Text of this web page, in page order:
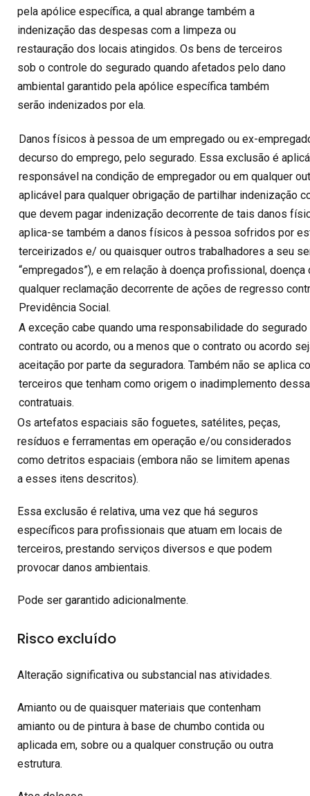
pela apólice específica, a qual abrange também a
indenização das despesas com a limpeza ou
restauração dos locais atingidos. Os bens de terceiros
sob o controle do segurado quando afetados pelo dano
ambiental garantido pela apólice específica também
serão indenizados por ela.
Danos físicos à pessoa de um empregado ou ex-
decurso do emprego, pelo segurado. Essa exclusão é
responsável na condição de empregador ou em qualquer
aplicável para qualquer obrigação de partilhar indenização
que devem pagar indenização decorrente de tais danos
aplica-se também a danos físicos à pessoa sofridos por
terceirizados e/ ou quaisquer outros trabalhadores a seu
“empregados”), e em relação à doença profissional,
qualquer reclamação decorrente de ações de regresso
Previdência Social.
A exceção cabe quando uma responsabilidade do
contrato ou acordo, ou a menos que o contrato ou acordo
aceitação por parte da seguradora. Também não se aplica
terceiros que tenham como origem o inadimplemento
contratuais.
Os artefatos espaciais são foguetes, satélites, peças,
resíduos e ferramentas em operação e/ou considerados
como detritos espaciais (embora não se limitem apenas
a esses itens descritos).
Essa exclusão é relativa, uma vez que há seguros
específicos para profissionais que atuam em locais de
terceiros, prestando serviços diversos e que podem
provocar danos ambientais.
Pode ser garantido adicionalmente.
Risco excluído
Alteração significativa ou substancial nas atividades.
Amianto ou de quaisquer materiais que contenham
amianto ou de pintura à base de chumbo contida ou
aplicada em, sobre ou a qualquer construção ou outra
estrutura.